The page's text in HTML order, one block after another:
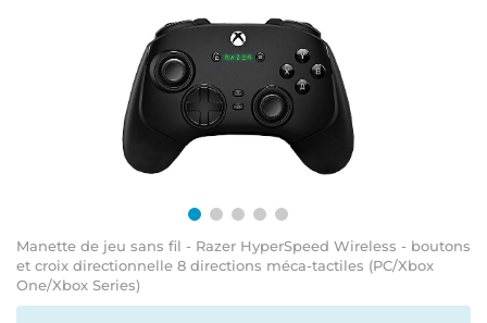
Manette de jeu sans fil - Razer HyperSpeed Wireless - boutons
et croix directionnelle 8 directions méca-tactiles (PC/Xbox
One/Xbox Series)